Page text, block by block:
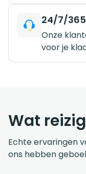
24/7/
Onze
voor je
Wat
Echte ervaringen
ons hebben